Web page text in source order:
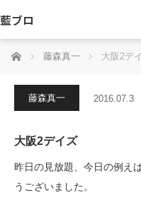
藍ブロ
ホーム 藤森真一 大阪2デ
藤森真一 2016.07.3
大阪2デイズ
昨日の見放題、今日の例え
うございました。